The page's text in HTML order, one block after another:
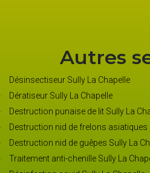
Autres
Désinsectiseur Sully La Chapelle
Dératiseur Sully La Chapelle
Destruction punaise de lit Sully La
Destruction nid de frelons asiatiques
Destruction nid de guêpes Sully La
Traitement anti-chenille Sully La